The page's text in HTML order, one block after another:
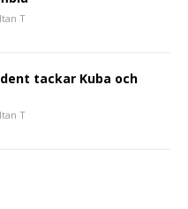
T
tackar Kuba och
T